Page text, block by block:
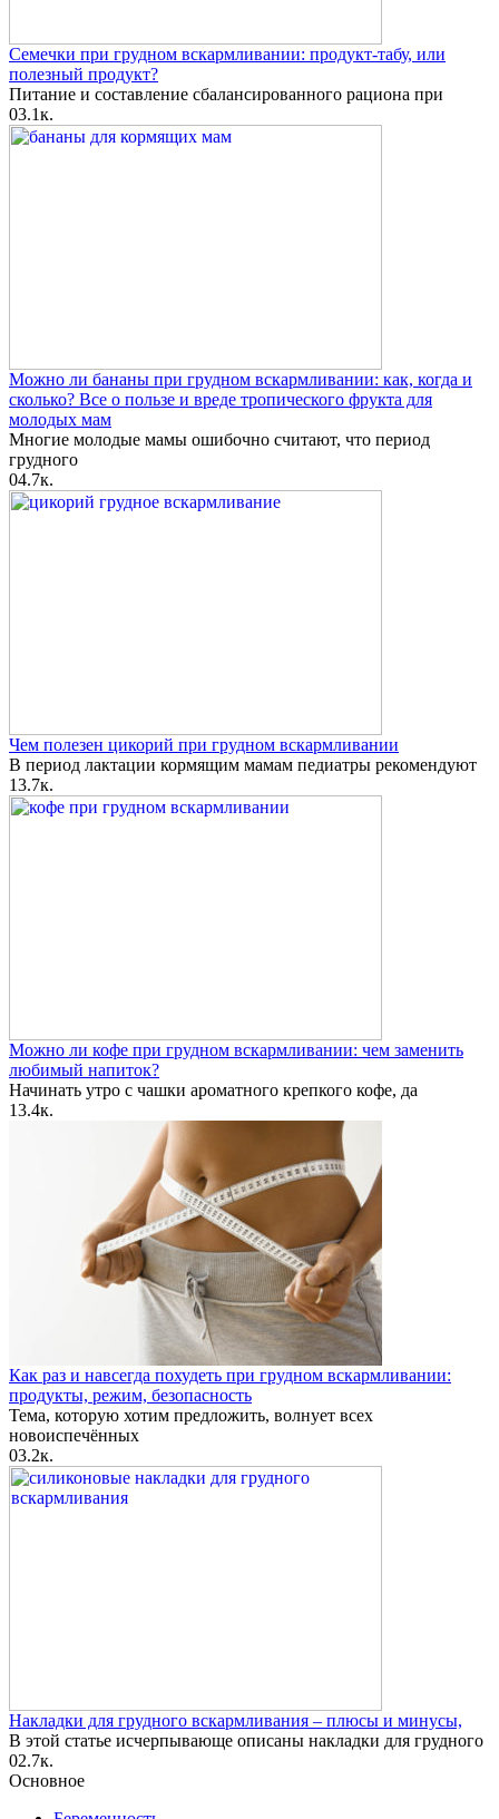
Семечки при грудном вскармливании: продукт-табу, или
полезный продукт?
Питание и составление сбалансированного рациона при
03.1к.
Можно ли бананы при грудном вскармливании: как, когда и
сколько? Все о пользе и вреде тропического фрукта для
молодых мам
Многие молодые мамы ошибочно считают, что период
грудного
04.7к.
Чем полезен цикорий при грудном вскармливании
В период лактации кормящим мамам педиатры рекомендуют
13.7к.
Можно ли кофе при грудном вскармливании: чем заменить
любимый напиток?
Начинать утро с чашки ароматного крепкого кофе, да
13.4к.
Как раз и навсегда похудеть при грудном вскармливании:
продукты, режим, безопасность
Тема, которую хотим предложить, волнует всех
новоиспечённых
03.2к.
Накладки для грудного вскармливания – плюсы и минусы,
В этой статье исчерпывающе описаны накладки для грудного
02.7к.
Основное